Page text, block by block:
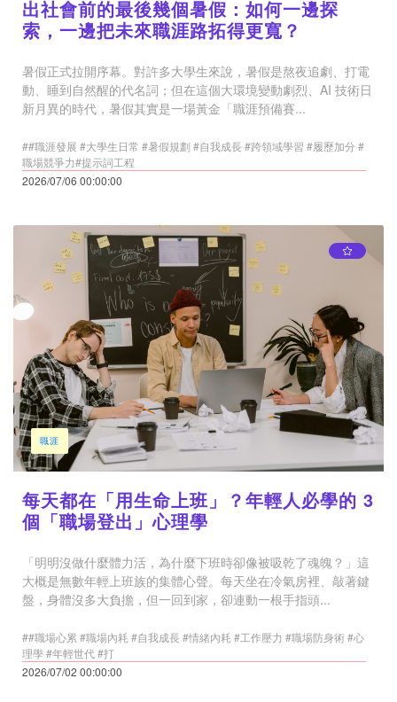
出社會前的最後幾個暑假：如何一邊探
索，一邊把未來職涯路拓得更寬？
暑假正式拉開序幕。對許多大學生來說，暑假是熬夜追劇、打電
動、睡到自然醒的代名詞；但在這個大環境變動劇烈、AI 技術日
新月異的時代，暑假其實是一場黃金「職涯預備賽...
##職涯發展 #大學生日常 #暑假規劃 #自我成長 #跨領域學習 #履歷加分 #
職場競爭力#提示詞工程
2026/07/06 00:00:00
職涯
每天都在「用生命上班」？年輕人必學的 3
個「職場登出」心理學
「明明沒做什麼體力活，為什麼下班時卻像被吸乾了魂魄？」這
大概是無數年輕上班族的集體心聲。每天坐在冷氣房裡、敲著鍵
盤，身體沒多大負擔，但一回到家，卻連動一根手指頭...
##職場心累 #職場內耗 #自我成長 #情緒內耗 #工作壓力 #職場防身術 #心
理學 #年輕世代 #打
2026/07/02 00:00:00